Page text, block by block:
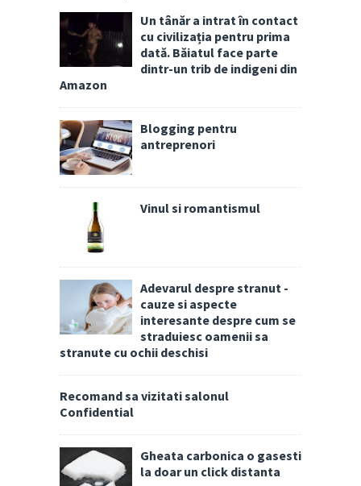
Un tânăr a intrat în contact
cu civilizația pentru prima
dată. Băiatul face parte
dintr-un trib de indigeni din
Amazon
Blogging pentru
antreprenori
Vinul si romantismul
Adevarul despre stranut -
cauze si aspecte
interesante despre cum se
straduiesc oamenii sa
stranute cu ochii deschisi
Recomand sa vizitati salonul
Confidential
Gheata carbonica o gasesti
la doar un click distanta